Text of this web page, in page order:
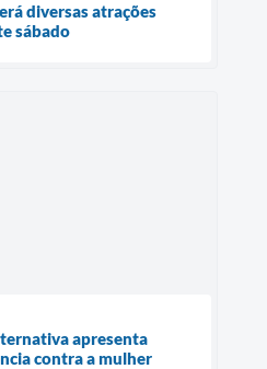
diversas atrações
sábado
apresenta
contra a mulher